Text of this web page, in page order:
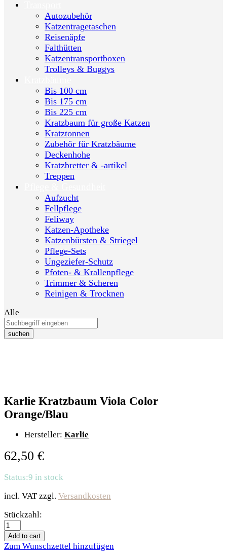
Autozubehör
Katzentragetaschen
Reisenäpfe
Falthütten
Katzentransportboxen
Trolleys & Buggys
Bis 100 cm
Bis 175 cm
Bis 225 cm
Kratzbaum für große Katzen
Kratztonnen
Zubehör für Kratzbäume
Deckenhohe
Kratzbretter & -artikel
Treppen
Aufzucht
Fellpflege
Feliway
Katzen-Apotheke
Katzenbürsten & Striegel
Pflege-Sets
Ungeziefer-Schutz
Pfoten- & Krallenpflege
Trimmer & Scheren
Reinigen & Trocknen
Alle
suchen
Karlie Kratzbaum Viola Color
Orange/Blau
Hersteller: Karlie
62,50 €
Status:9 in stock
incl. VAT zzgl. Versandkosten
Karlie
Kratzbaum
Viola
Color
Stückzahl:
Add to cart
Zum Wunschzettel hinzufügen